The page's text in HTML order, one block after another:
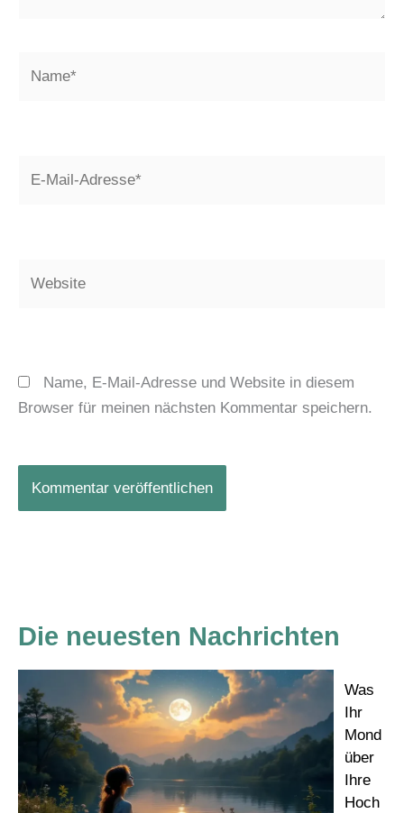
Name, E-Mail-Adresse und Website in diesem
Browser für meinen nächsten Kommentar speichern.
Die neuesten Nachrichten
Was
Ihr
Mond
über
Ihre
Hoch